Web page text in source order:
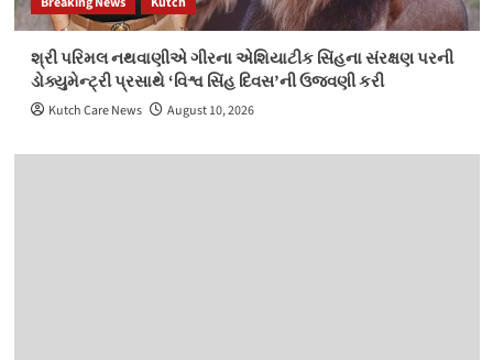
શ્રી પરિમલ નથવાણીએ ગીરના એશિયાટીક સિંહના સંરક્ષણ પરની
ડોક્યુમેન્ટ્રી પ્રસાથે ‘વિશ્વ સિંહ દિવસ’ની ઉજવણી કરી
Kutch Care News August 10, 2026